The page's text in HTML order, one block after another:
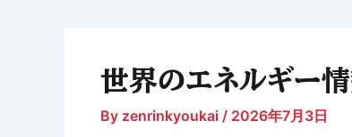
世界のエネルギー
By zenrinkyoukai / 2026年7月3日